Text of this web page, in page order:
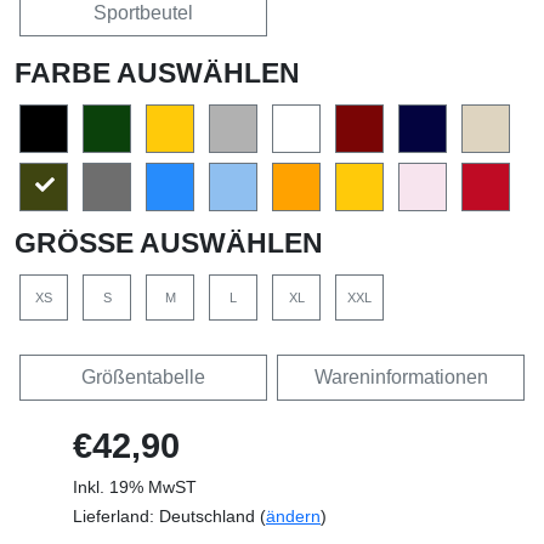
Sportbeutel
FARBE AUSWÄHLEN
GRÖSSE AUSWÄHLEN
XS S M L XL XXL
Größentabelle Wareninformationen
€42,90
Inkl. 19% MwST
Lieferland: Deutschland (ändern)